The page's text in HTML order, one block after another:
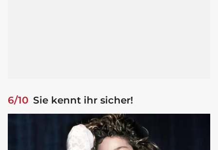
6/10 Sie kennt ihr sicher!